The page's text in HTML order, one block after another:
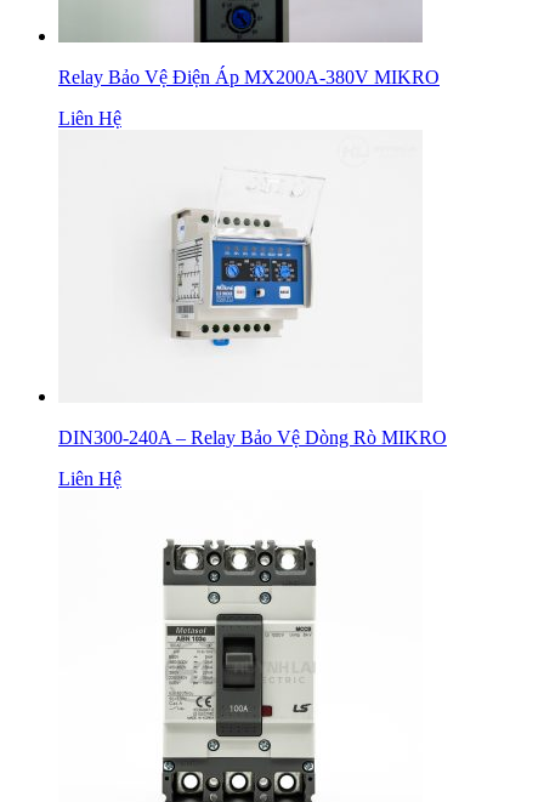
Relay Bảo Vệ Điện Áp MX200A-380V MIKRO
Liên Hệ
DIN300-240A – Relay Bảo Vệ Dòng Rò MIKRO
Liên Hệ